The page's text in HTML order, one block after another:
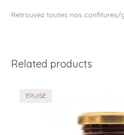
Retrouvez toutes nos confitures/
Related products
ÉPUISÉ